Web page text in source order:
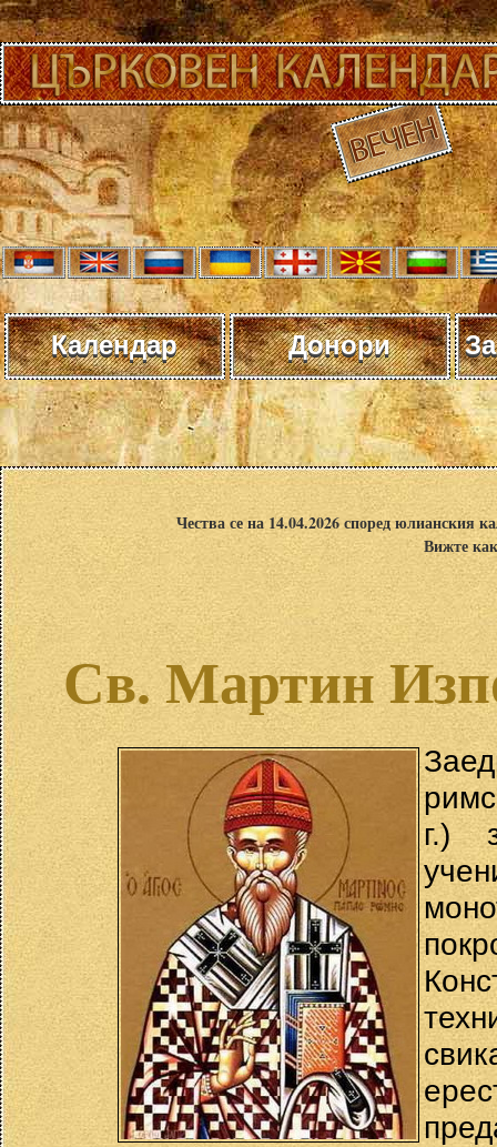
Календар Донори
Чества се на 14.04.2026 според юлианския
Вижте
Св. Мартин
г.)